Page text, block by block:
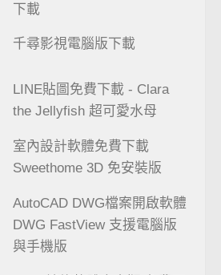
下載
千尋影視電腦版下載
LINE貼圖免費下載 - Clara
the Jellyfish 超可愛水母
室內設計軟體免費下載
Sweethome 3D 免安裝版
AutoCAD DWG檔案開啟軟體
DWG FastView 支援電腦版
與手機版